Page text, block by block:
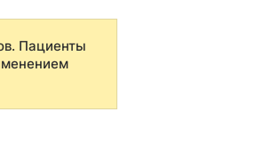
Пациенты